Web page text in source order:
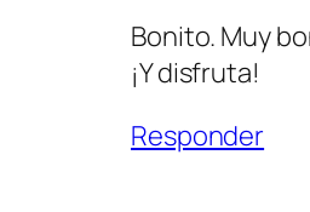
Bonito. Muy
¡Y disfruta!
Responder